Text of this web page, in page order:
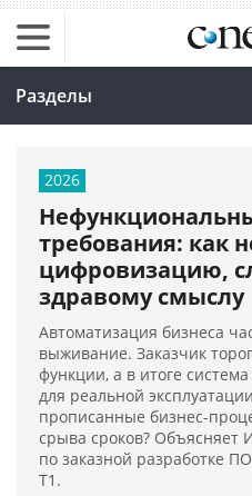
Разделы
2026
требования: как
цифровизацию,
здравому смыслу
Автоматизация бизнеса
выживание. Заказчик
функции, а в итоге
для реальной
прописанные бизнес-
срыва сроков? Объясняет
по заказной разработке
Т1.